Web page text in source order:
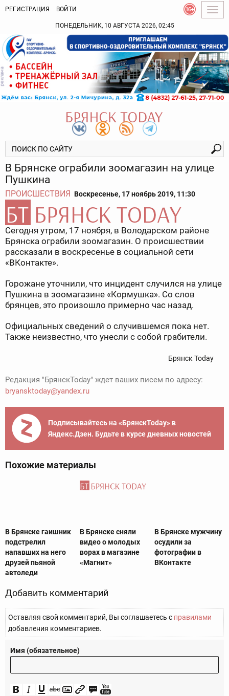
РЕГИСТРАЦИЯ ВОЙТИ
ПОНЕДЕЛЬНИК, 10 АВГУСТА 2026, 02:45
В Брянске ограбили зоомагазин на улице
Пушкина
ПРОИСШЕСТВИЯ Воскресенье, 17 ноябрь 2019, 11:30
Сегодня утром, 17 ноября, в Володарском районе
Брянска ограбили зоомагазин. О происшествии
рассказали в воскресенье в социальной сети
«ВКонтакте».
Горожане уточнили, что инцидент случился на улице
Пушкина в зоомагазине «Кормушка». Со слов
брянцев, это произошло примерно час назад.
Официальных сведений о случившемся пока нет.
Также неизвестно, что унесли с собой грабители.
Брянск Today
Редакция "БрянскToday" ждет ваших писем по адресу:
bryansktoday@yandex.ru
Подписывайтесь на «БрянскToday» в
Яндекс.Дзен. Будьте в курсе дневных новостей
Похожие материалы
В Брянске гаишник
подстрелил
напавших на него
друзей пьяной
автоледи
В Брянске сняли
видео о молодых
ворах в магазине
«Магнит»
В Брянске мужчину
осудили за
фотографии в
ВКонтакте
Добавить комментарий
Оставляя свой комментарий, Вы соглашаетесь с правилами
добавления комментариев.
Имя (обязательное)